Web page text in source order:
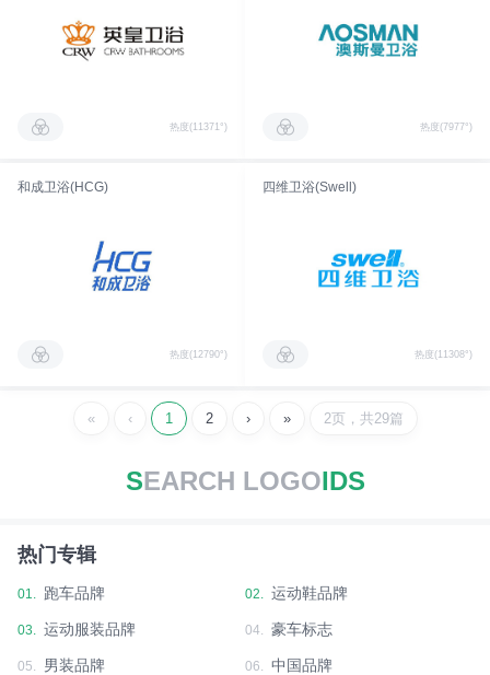
热度(11371°) 热度(7977°)
和成卫浴(HCG)
热度(12790°)
四维卫浴(Swell)
热度(11308°)
« ‹ 1 2 › » 2页，共29篇
SEARCH LOGOIDS
热门专辑
01. 跑车品牌 02. 运动鞋品牌
03. 运动服装品牌 04. 豪车标志
05. 男装品牌 06. 中国品牌